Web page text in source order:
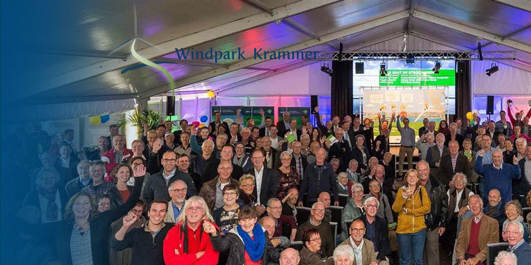
WAAR WATER
OVERGAAT IN LAND,
EN LAND OVERGAAT
IN WATER, IS RUIMTE.